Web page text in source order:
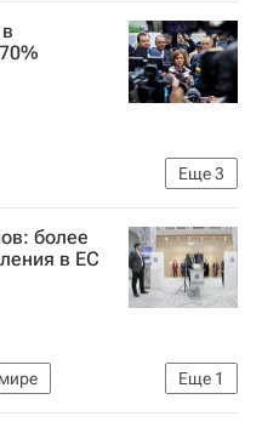
Еще3
Майя Санду
более
в ЕС
Еще 1